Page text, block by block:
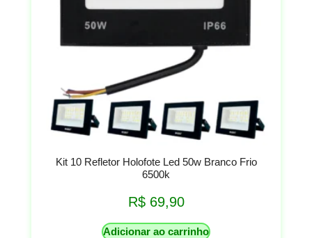
Kit 10 Refletor Holofote Led 50w Branco Frio
6500k
R$69,90
Adicionar ao carrinho